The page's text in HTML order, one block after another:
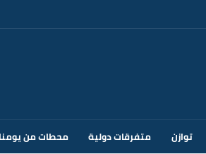
توازن متفرقات دولية
محطات من يومنا